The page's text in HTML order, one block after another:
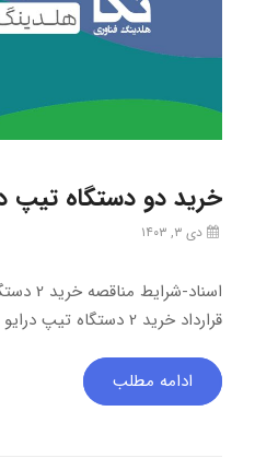
خرید دو دستگاه تیپ
دی ۳, ۱۴۰۳
اسناد-
قرارداد خرید 2 دستگاه تیپ درایو
ادامه مطلب